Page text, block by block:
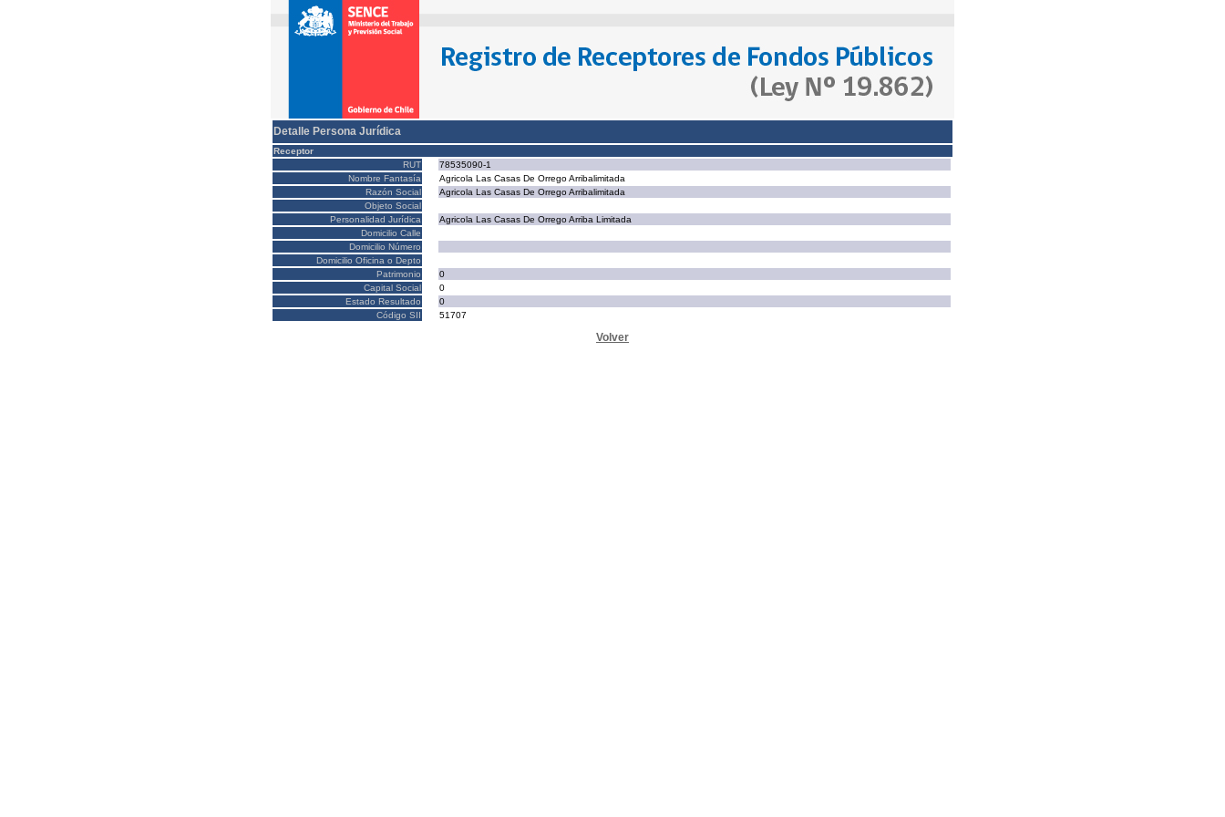
Detalle Persona Jurídica
Receptor
RUT
78535090-1
Nombre Fantasía
Agricola Las Casas De Orrego Arribalimitada
Razón Social
Agricola Las Casas De Orrego Arribalimitada
Objeto Social
Personalidad Jurídica
Agricola Las Casas De Orrego Arriba Limitada
Domicilio Calle
Domicilio Número
Domicilio Oficina o Depto
Patrimonio
0
Capital Social
0
Estado Resultado
0
Código SII
51707
Volver